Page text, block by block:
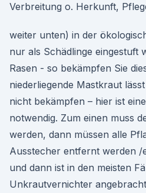
Verbreitung o. Herkunft,
weiter unten) in der
nur als Schädlinge eingestuft
Rasen - so bekämpfen Sie
niederliegende Mastkraut
nicht bekämpfen – hier ist
notwendig. Zum einen muss
werden, dann müssen alle
Ausstecher entfernt werden /
und dann ist in den meisten
Unkrautvernichter